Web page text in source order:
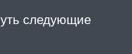
следующие